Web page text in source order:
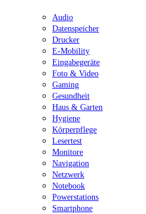
Audio
Datenspeicher
Drucker
E-Mobility
Eingabegeräte
Foto & Video
Gaming
Gesundheit
Haus & Garten
Hygiene
Körperpflege
Lesertest
Monitore
Navigation
Netzwerk
Notebook
Powerstations
Smartphone